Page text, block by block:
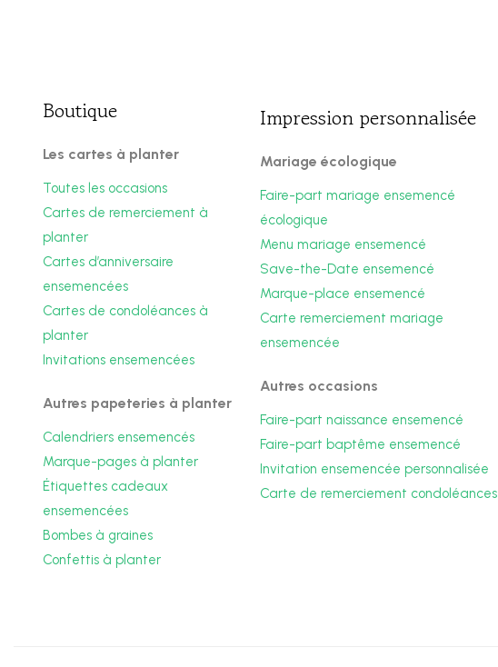
Boutique
Les cartes à planter
Toutes les occasions
Cartes de remerciement à
planter
Cartes d’anniversaire
ensemencées
Cartes de condoléances à
planter
Invitations ensemencées
Autres papeteries à planter
Calendriers ensemencés
Marque-pages à planter
Étiquettes cadeaux
ensemencées
Bombes à graines
Confettis à planter
Impression personnalisée
Mariage écologique
Faire-part mariage ensemencé
écologique
Menu mariage ensemencé
Save-the-Date ensemencé
Marque-place ensemencé
Carte remerciement mariage
ensemencée
Autres occasions
Faire-part naissance ensemencé
Faire-part baptême ensemencé
Invitation ensemencée personnalisée
Carte de remerciement condoléances